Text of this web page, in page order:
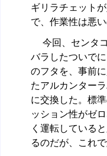
ギリラチェット
で、作業性は悪い
今回、センタ
バラしたついで
のフタを、事前
たアルカンター
に交換した。標
ッション性がゼ
く運転している
るのだが、これで